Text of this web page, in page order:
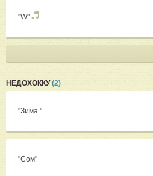
"W"
НЕДОХОККУ(2)
"Зима "
"Сом"